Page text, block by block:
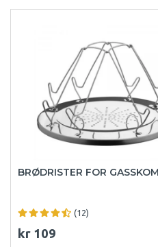
BRØDRISTER FOR
(12)
kr 109